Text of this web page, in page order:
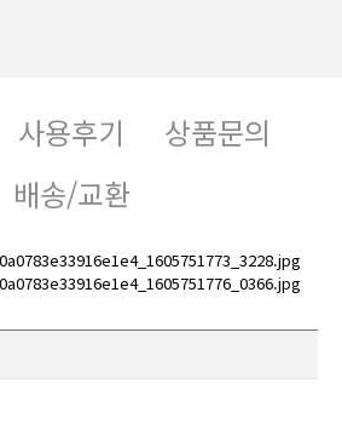
사용후기
상품문의
배송/교환